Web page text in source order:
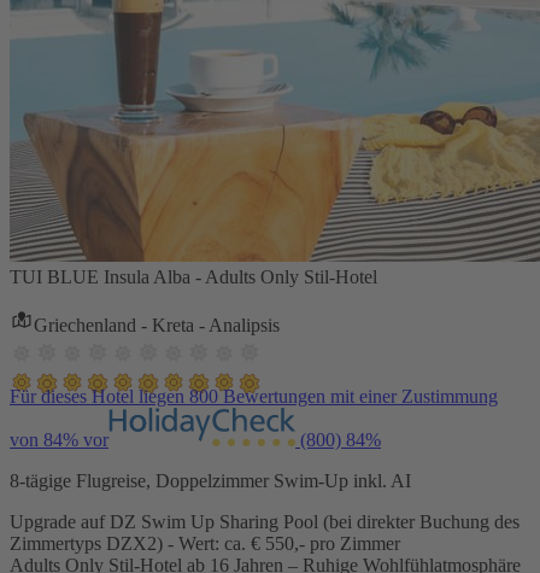
TUI BLUE Insula Alba - Adults Only Stil-Hotel
Griechenland - Kreta - Analipsis
Für dieses Hotel liegen 800 Bewertungen mit einer Zustimmung
von 84% vor (800) 84%
8-tägige Flugreise, Doppelzimmer Swim-Up inkl. AI
Upgrade auf DZ Swim Up Sharing Pool (bei direkter Buchung des
Zimmertyps DZX2) - Wert: ca. € 550,- pro Zimmer
Adults Only Stil-Hotel ab 16 Jahren – Ruhige Wohlfühlatmosphäre